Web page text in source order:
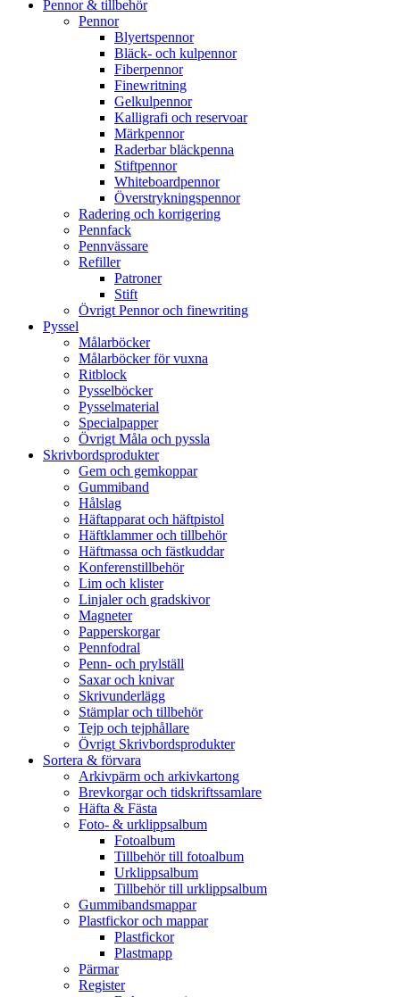
Pennor & tillbehör
Pennor
Blyertspennor
Bläck- och kulpennor
Fiberpennor
Finewritning
Gelkulpennor
Kalligrafi och reservoar
Märkpennor
Raderbar bläckpenna
Stiftpennor
Whiteboardpennor
Överstrykningspennor
Radering och korrigering
Pennfack
Pennvässare
Refiller
Patroner
Stift
Övrigt Pennor och finewriting
Pyssel
Målarböcker
Målarböcker för vuxna
Ritblock
Pysselböcker
Pysselmaterial
Specialpapper
Övrigt Måla och pyssla
Skrivbordsprodukter
Gem och gemkoppar
Gummiband
Hålslag
Häftapparat och häftpistol
Häftklammer och tillbehör
Häftmassa och fästkuddar
Konferenstillbehör
Lim och klister
Linjaler och gradskivor
Magneter
Papperskorgar
Pennfodral
Penn- och prylställ
Saxar och knivar
Skrivunderlägg
Stämplar och tillbehör
Tejp och tejphållare
Övrigt Skrivbordsprodukter
Sortera & förvara
Arkivpärm och arkivkartong
Brevkorgar och tidskriftssamlare
Häfta & Fästa
Foto- & urklippsalbum
Fotoalbum
Tillbehör till fotoalbum
Urklippsalbum
Tillbehör till urklippsalbum
Gummibandsmappar
Plastfickor och mappar
Plastfickor
Plastmapp
Pärmar
Register